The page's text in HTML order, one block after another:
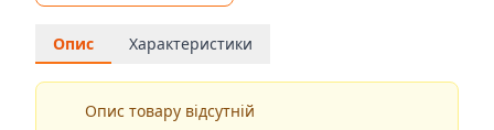
Опис Характеристики
Опис товару відсутній